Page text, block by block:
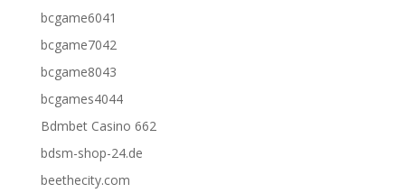
bcgame6041
bcgame7042
bcgame8043
bcgames4044
Bdmbet Casino 662
bdsm-shop-24.de
beethecity.com